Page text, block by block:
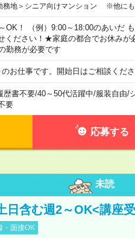
務地＞シニア向けマンション ※他にも
OK！ （例）9:00～18:00のあいだ
ください！★家庭の都合でお休み
勤務が必要です
のお仕事です。開始日はご相談くだ
歴書不要/40～50代活躍中/服装自由/
要
応募する
未読
日含む週2～OK<講座
・面接OK